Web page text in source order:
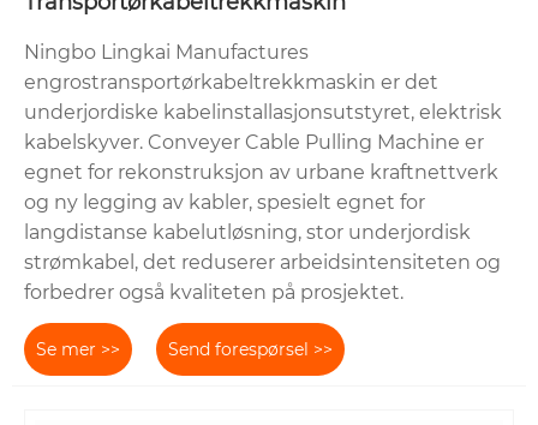
Ningbo Lingkai Manufactures
engrostransportørkabeltrekkmaskin er det
underjordiske kabelinstallasjonsutstyret, elektrisk
kabelskyver. Conveyer Cable Pulling Machine er
egnet for rekonstruksjon av urbane kraftnettverk
og ny legging av kabler, spesielt egnet for
langdistanse kabelutløsning, stor underjordisk
strømkabel, det reduserer arbeidsintensiteten og
forbedrer også kvaliteten på prosjektet.
Se mer >> Send forespørsel >>